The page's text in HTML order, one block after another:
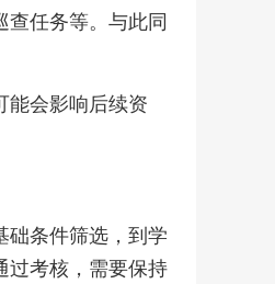
任务等。与此同
能会影响后续资
础条件筛选，到学
过考核，需要保持